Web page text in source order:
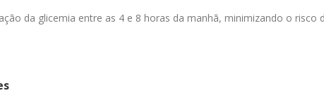
da glicemia entre as 4 e 8 horas da manhã, minimizando o risco